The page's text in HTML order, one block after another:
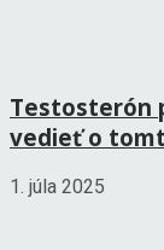
Testosterón
vedieť o
1. júla 2025